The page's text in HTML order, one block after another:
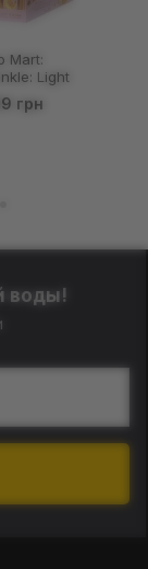
Mart:
Light
Series
з 10)
грн
воды!